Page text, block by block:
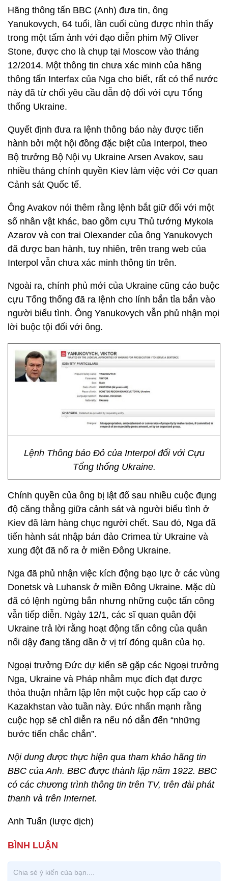
Hãng thông tấn BBC (Anh) đưa tin, ông
Yanukovych, 64 tuổi, lần cuối cùng được nhìn thấy
trong một tấm ảnh với đạo diễn phim Mỹ Oliver
Stone, được cho là chụp tại Moscow vào tháng
12/2014. Một thông tin chưa xác minh của hãng
thông tấn Interfax của Nga cho biết, rất có thể nước
này đã từ chối yêu cầu dẫn độ đối với cựu Tổng
thống Ukraine.
Quyết định đưa ra lệnh thông báo này được tiến
hành bởi một hội đồng đặc biệt của Interpol, theo
Bộ trưởng Bộ Nội vụ Ukraine Arsen Avakov, sau
nhiều tháng chính quyền Kiev làm việc với Cơ quan
Cảnh sát Quốc tế.
Ông Avakov nói thêm rằng lệnh bắt giữ đối với một
số nhân vật khác, bao gồm cựu Thủ tướng Mykola
Azarov và con trai Olexander của ông Yanukovych
đã được ban hành, tuy nhiên, trên trang web của
Interpol vẫn chưa xác minh thông tin trên.
Ngoài ra, chính phủ mới của Ukraine cũng cáo buộc
cựu Tổng thống đã ra lệnh cho lính bắn tỉa bắn vào
người biểu tình. Ông Yanukovych vẫn phủ nhận mọi
lời buộc tội đối với ông.
Lệnh Thông báo Đỏ của Interpol đối với Cựu
Tổng thống Ukraine.
Chính quyền của ông bị lật đổ sau nhiều cuộc đụng
độ căng thẳng giữa cảnh sát và người biểu tình ở
Kiev đã làm hàng chục người chết. Sau đó, Nga đã
tiến hành sát nhập bán đảo Crimea từ Ukraine và
xung đột đã nổ ra ở miền Đông Ukraine.
Nga đã phủ nhận việc kích động bạo lực ở các vùng
Donetsk và Luhansk ở miền Đông Ukraine. Mặc dù
đã có lệnh ngừng bắn nhưng những cuộc tấn công
vẫn tiếp diễn. Ngày 12/1, các sĩ quan quân đội
Ukraine trả lời rằng hoạt động tấn công của quân
nổi dậy đang tăng dần ở vị trí đóng quân của họ.
Ngoại trưởng Đức dự kiến sẽ gặp các Ngoại trưởng
Nga, Ukraine và Pháp nhằm mục đích đạt được
thỏa thuận nhằm lập lên một cuộc họp cấp cao ở
Kazakhstan vào tuần này. Đức nhấn mạnh rằng
cuộc họp sẽ chỉ diễn ra nếu nó dẫn đến “những
bước tiến chắc chắn”.
Nội dung được thực hiện qua tham khảo hãng tin
BBC của Anh. BBC được thành lập năm 1922. BBC
có các chương trình thông tin trên TV, trên đài phát
thanh và trên Internet.
Anh Tuấn (lược dịch)